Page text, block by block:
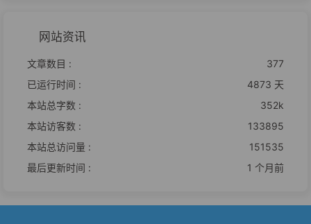
网站资讯
文章数目 :
377
已运行时间 :
4873 天
本站总字数 :
352k
本站访客数 :
133895
本站总访问量 :
151535
最后更新时间 :
1 个月前